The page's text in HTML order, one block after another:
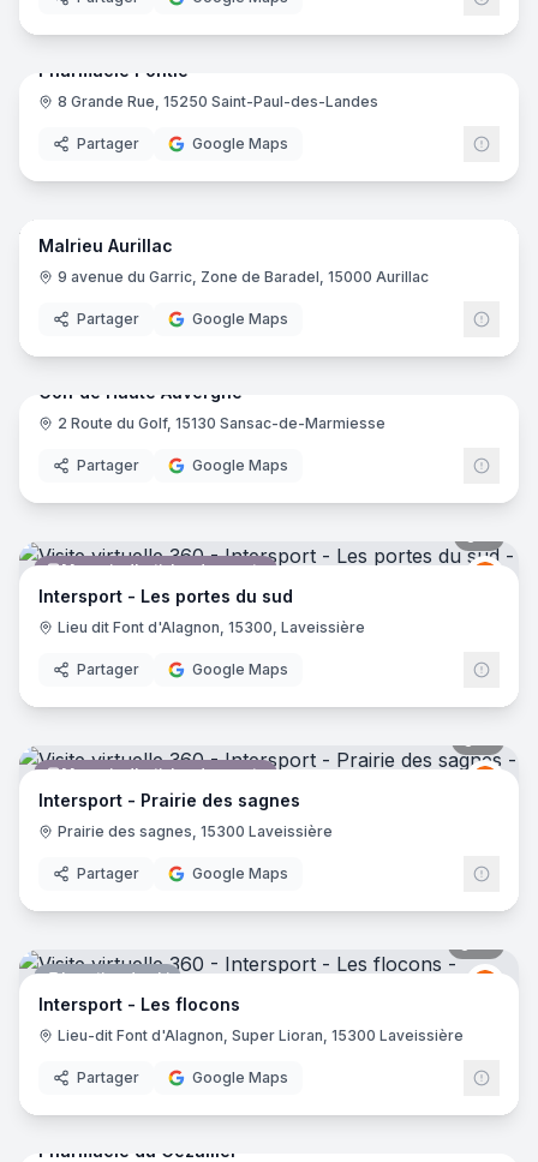
Pharmacie
Pharmacie Pontié
8 Grande Rue, 15250 Saint-Paul-des-Landes
Partager Google Maps
Cuisiniste
17
Malrieu Aurillac
9 avenue du Garric, Zone de Baradel, 15000 Aurillac
Partager Google Maps
Club de golf
Golf de Haute Auvergne
2 Route du Golf, 15130 Sansac-de-Marmiesse
Partager Google Maps
Magasin d'articles de sports
Intersport - Les portes du sud
Lieu dit Font d'Alagnon, 15300, Laveissière
Partager Google Maps
Magasin d'articles de sports
Intersport - Prairie des sagnes
Prairie des sagnes, 15300 Laveissière
Partager Google Maps
Location de ski
Intersport - Les flocons
Lieu-dit Font d'Alagnon, Super Lioran, 15300 Laveissière
Partager Google Maps
Pharmacie du Cézallier